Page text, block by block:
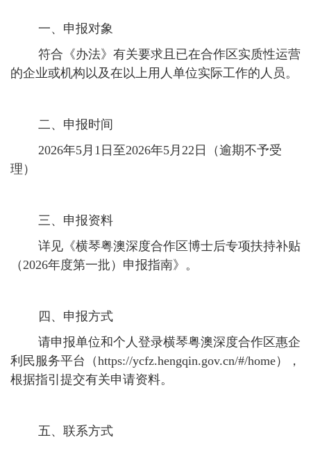
一、申报对象
符合《办法》有关要求且已在合作区实质性运营
的企业或机构以及在以上用人单位实际工作的人员。
二、申报时间
2026年5月1日至2026年5月22日（逾期不予受
理）
三、申报资料
详见《横琴粤澳深度合作区博士后专项扶持补贴
（2026年度第一批）申报指南》。
四、申报方式
请申报单位和个人登录横琴粤澳深度合作区惠企
利民服务平台（https://ycfz.hengqin.gov.cn/#/home），
根据指引提交有关申请资料。
五、联系方式